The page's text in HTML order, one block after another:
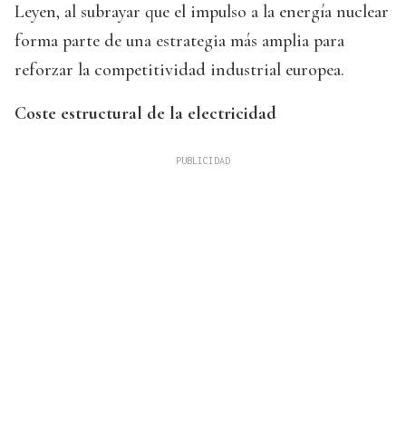
Leyen, al subrayar que el impulso a la energía nuclear
forma parte de una estrategia más amplia para
reforzar la competitividad industrial europea.
Coste estructural de la electricidad